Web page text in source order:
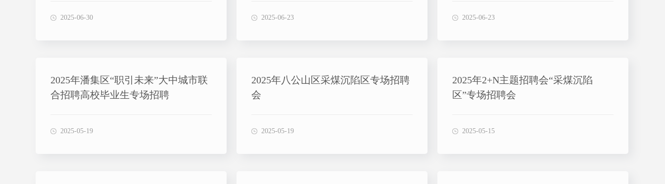
2025-06-30 2025-06-23 2025-06-23
2025年潘集区“职引未来”大中城市联
合招聘高校毕业生专场招聘
2025-05-19
2025年八公山区采煤沉陷区专场招聘
会
2025-05-19
2025年2+N主题招聘会“采煤沉陷
区”专场招聘会
2025-05-15